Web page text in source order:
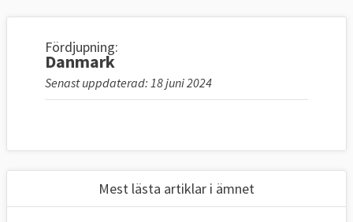
Fördjupning:
Danmark
Senast uppdaterad: 18 juni 2024
Mest lästa artiklar i ämnet